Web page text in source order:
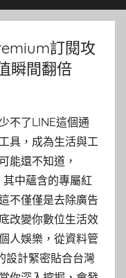
訂閱攻
瞬間翻倍
不了LINE這個通
具，成為生活與工
能還不知道，
中蘊含的專屬紅
不僅僅是去除廣告
改變你數位生活效
人娛樂，從資料管
設計緊密貼合台灣